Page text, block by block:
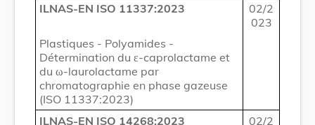
ILNAS-EN ISO 11337:2023
02/2
023
Plastiques - Polyamides -
Détermination du ε-caprolactame et
du ω-laurolactame par
chromatographie en phase gazeuse
(ISO 11337:2023)
ILNAS-EN ISO 14268:2023
02/2